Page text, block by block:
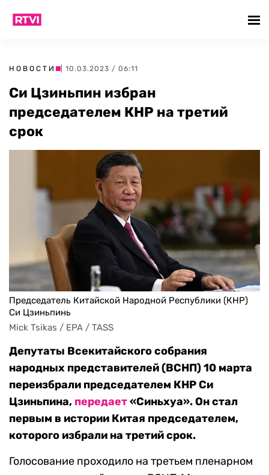
НОВОСТИ | 10.03.2023 / 06:11
Си Цзиньпин избран
председателем КНР на третий
срок
Председатель Китайской Народной Республики (КНР)
Си Цзиньпинь
Mick Tsikas / EPA / TASS
Депутаты Всекитайского собрания
народных представителей (ВСНП) 10 марта
переизбрали председателем КНР Си
Цзиньпина, передает«Синьхуа». Он стал
первым в истории Китая председателем,
которого избрали на третий срок.
Голосование проходило на третьем пленарном